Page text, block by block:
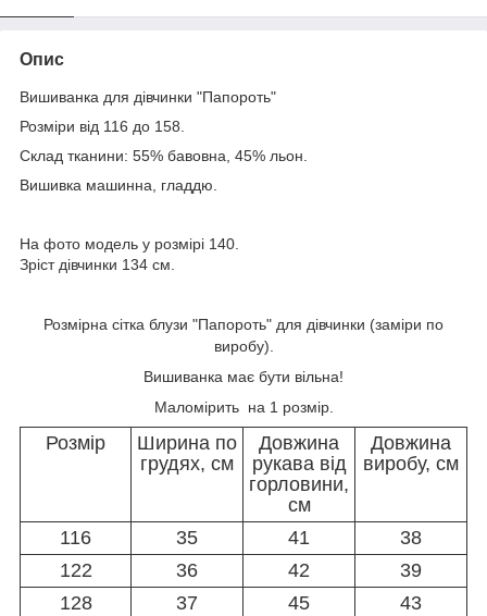
Опис
Вишиванка для дівчинки "Папороть"
Розміри від 116 до 158.
Склад тканини: 55% бавовна, 45% льон.
Вишивка машинна, гладдю.
На фото модель у розмірі 140.
Зріст дівчинки 134 см.
Розмірна сітка блузи "Папороть" для дівчинки (заміри по
виробу).
Вишиванка має бути вільна!
Маломірить на 1 розмір.
Розмір
Ширина по
грудях, см
Довжина
рукава від
горловини,
см
Довжина
виробу, см
116 35 41
38
122
36 42
39
128
37 45
43